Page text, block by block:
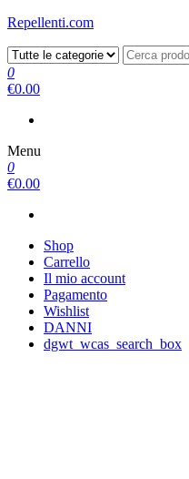
Repellenti.com
0
€0.00
Menu
0
€0.00
Shop
Carrello
Il mio account
Pagamento
Wishlist
DANNI
dgwt_wcas_search_box